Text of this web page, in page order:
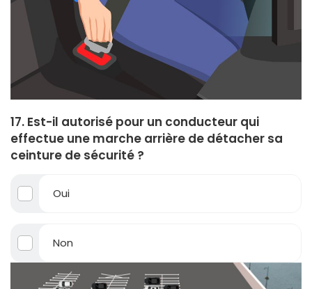
17. Est-il autorisé pour un conducteur qui
effectue une marche arrière de détacher sa
ceinture de sécurité ?
Oui
Non